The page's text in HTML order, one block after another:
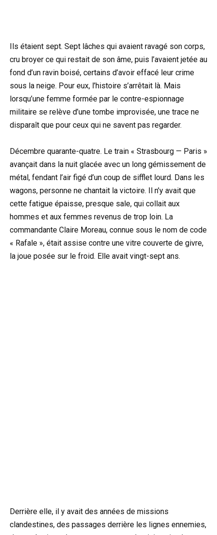
Ils étaient sept. Sept lâches qui avaient ravagé son corps,
cru broyer ce qui restait de son âme, puis l’avaient jetée au
fond d’un ravin boisé, certains d’avoir effacé leur crime
sous la neige. Pour eux, l’histoire s’arrêtait là. Mais
lorsqu’une femme formée par le contre-espionnage
militaire se relève d’une tombe improvisée, une trace ne
disparaît que pour ceux qui ne savent pas regarder.
Décembre quarante-quatre. Le train « Strasbourg — Paris »
avançait dans la nuit glacée avec un long gémissement de
métal, fendant l’air figé d’un coup de sifflet lourd. Dans les
wagons, personne ne chantait la victoire. Il n’y avait que
cette fatigue épaisse, presque sale, qui collait aux
hommes et aux femmes revenus de trop loin. La
commandante Claire Moreau, connue sous le nom de code
« Rafale », était assise contre une vitre couverte de givre,
la joue posée sur le froid. Elle avait vingt-sept ans.
Derrière elle, il y avait des années de missions
clandestines, des passages derrière les lignes ennemies,